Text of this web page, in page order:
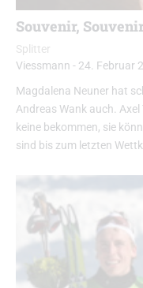
Souvenir,
Splitter
Viessmann - 24. Februar
Magdalena Neuner hat
Andreas Wank auch.
keine bekommen, sie
sind bis zum letzten